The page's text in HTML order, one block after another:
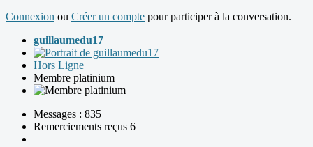
Connexion ou Créer un compte pour participer à la conversation.
guillaumedu17
Hors Ligne
Membre platinium
Messages : 835
Remerciements reçus 6